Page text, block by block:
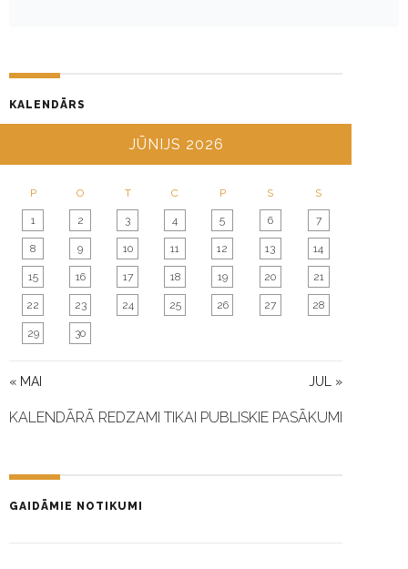
G
A
T
O
N
KALENDĀRS
JŪNIJS 2026
P O T C P S S
« MAI JUL »
1 2 3 4 5 6 7
8 9 10 11 12 13 14
15 16 17 18 19 20 21
22 23 24 25 26 27 28
29 30
KALENDĀRĀ REDZAMI TIKAI PUBLISKIE PASĀKUMI
GAIDĀMIE NOTIKUMI